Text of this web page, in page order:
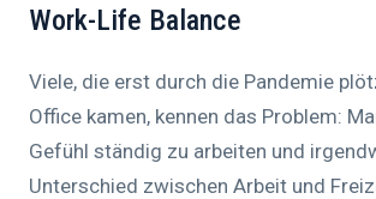
Work-Life Balance
Viele, die erst durch die Pandemie
Office kamen, kennen das Problem:
Gefühl ständig zu arbeiten und
Unterschied zwischen Arbeit und